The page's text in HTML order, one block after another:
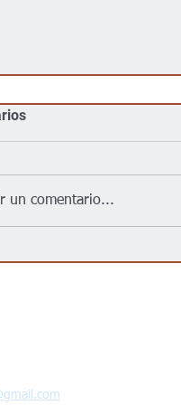
un comentario...